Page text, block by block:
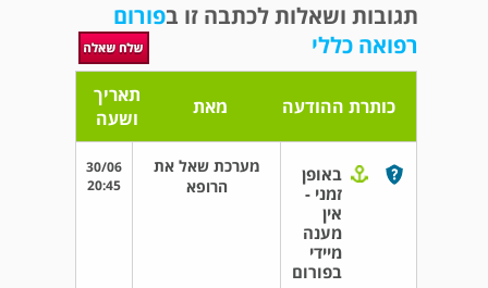
תגובות ושאלות לכתבה זו בפורום
רפואה כללי
כותרת ההודעה מאת
תאריך
ושעה
באופן
זמני -
אין
מענה
מיידי
בפורום
מערכת שאל את
הרופא
30/06
20:45